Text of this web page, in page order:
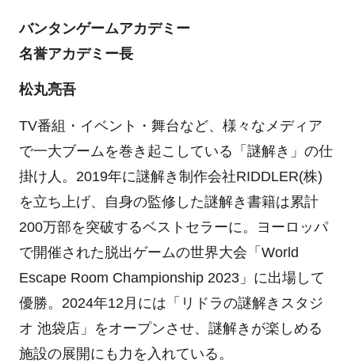
バンタンゲームアカデミー
名誉アカデミー長
松丸亮吾
TV番組・イベント・舞台など、様々なメディア
で一大ブームを巻き起こしている「謎解き」の仕
掛け人。2019年に謎解き制作会社RIDDLER(株)
を立ち上げ、自身の監修した謎解き書籍は累計
200万部を突破するベストセラーに。ヨーロッパ
で開催された脱出ゲームの世界大会「World
Escape Room Championship 2023」に出場して
優勝。2024年12月には「リドラの謎解きスタジ
オ 池袋店」をオープンさせ、謎解きが楽しめる
施設の展開にも力を入れている。